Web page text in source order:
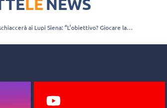
ai Lupi Siena: “L’obiettivo? Giocare la